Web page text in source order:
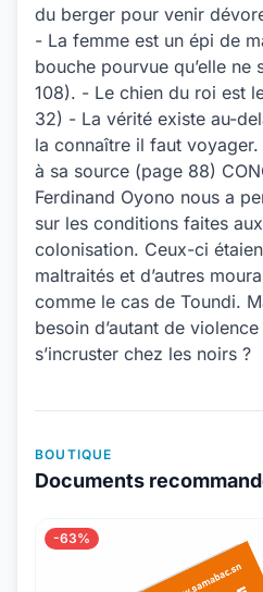
du berger pour venir
- La femme est un épi de
bouche pourvue qu’elle ne
108). - Le chien du roi est
32) - La vérité existe au-
la connaître il faut voyager.
à sa source (page 88)
Ferdinand Oyono nous a
sur les conditions faites
colonisation. Ceux-ci
maltraités et d’autres
comme le cas de Toundi.
besoin d’autant de
s’incruster chez les noirs ?
BOUTIQUE
Documents
-63%